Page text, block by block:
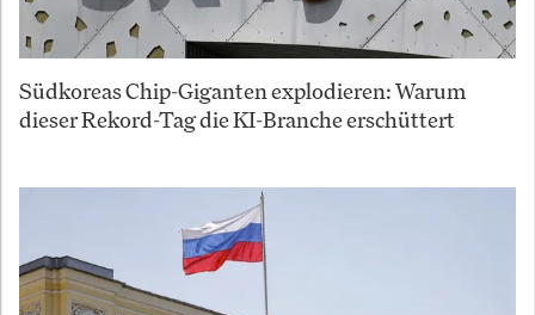
Südkoreas Chip-Giganten explodieren: Warum
dieser Rekord-Tag die KI-Branche erschüttert